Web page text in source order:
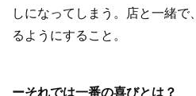
しになってしまう。店と一緒
るようにすること。
ーそれでは一番の喜びとは？